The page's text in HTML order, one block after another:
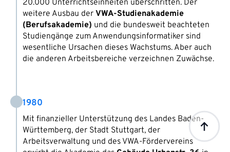
20.000 Unterrichtseinheiten überschritten. Der
weitere Ausbau der VWA-Studienakademie
(Berufsakademie) und die bundesweit beachteten
Studiengänge zum Anwendungsinformatiker sind
wesentliche Ursachen dieses Wachstums. Aber auch
die anderen Arbeitsbereiche verzeichnen Zuwächse.
1980
Mit finanzieller Unterstützung des Landes Baden-
Württemberg, der Stadt Stuttgart, der
Arbeitsverwaltung und des VWA-Fördervereins